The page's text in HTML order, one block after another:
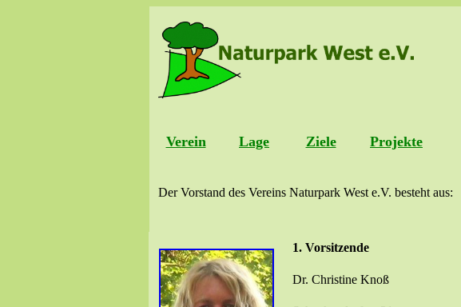
Verein Lage Ziele Projekte
Der Vorstand des Vereins Naturpark West e.V. besteht aus:
1. Vorsitzende
Dr. Christine Knoß